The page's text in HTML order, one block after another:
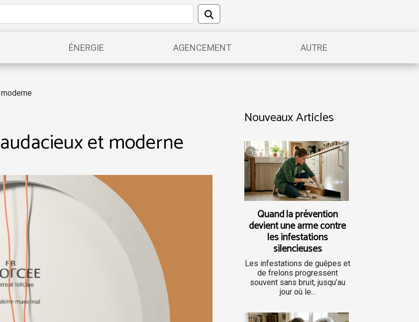
ÉNERGIE AGENCEMENT AUTRE
et moderne
Nouveaux Articles
Quand la prévention
devient une arme contre
les infestations
silencieuses
Les infestations de guêpes et
de frelons progressent
souvent sans bruit, jusqu’au
jour où le...